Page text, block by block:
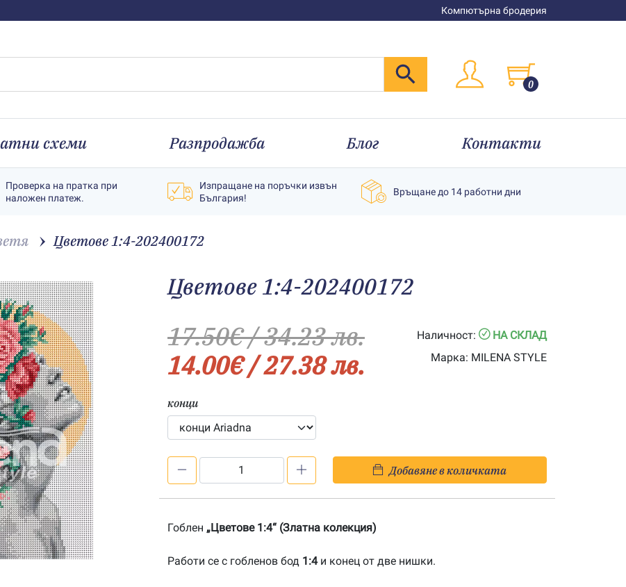
Компютърна бродерия
0
схеми Разпродажба Блог Контакти
Проверка на пратка при
наложен платеж.
Изпращане на поръчки извън
България!
Връщане до 14 работни дни
Цветове 1:4-202400172
Цветове 1:4-202400172
17.50€/ 34.23 лв.
14.00€/ 27.38 лв.
Наличност:
НА СКЛАД
Марка: MILENA STYLE
конци
1:4-
Добавяне в количката
Гоблен „Цветове 1:4“ (Златна колекция)
Работи се с гобленов бод 1:4и конец от две нишки.